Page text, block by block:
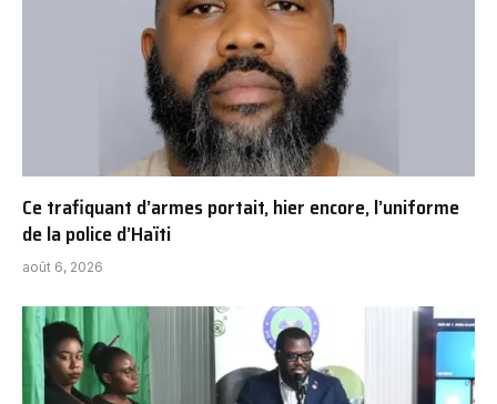
Ce trafiquant d’armes portait, hier encore, l’uniforme
de la police d’Haïti
août 6, 2026